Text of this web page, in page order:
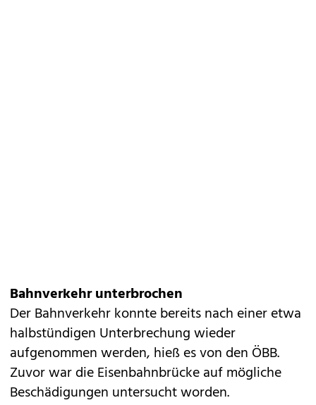
Bahnverkehr unterbrochen
Der Bahnverkehr konnte bereits nach einer etwa
halbstündigen Unterbrechung wieder
aufgenommen werden, hieß es von den ÖBB.
Zuvor war die Eisenbahnbrücke auf mögliche
Beschädigungen untersucht worden.